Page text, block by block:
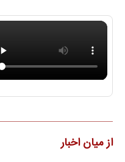
از میان اخبار